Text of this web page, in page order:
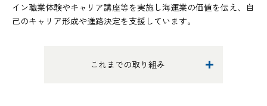
イン職業体験やキャリア講座等を実施し海運業の価値を伝え、自
己のキャリア形成や進路決定を支援しています。
これまでの取り組み